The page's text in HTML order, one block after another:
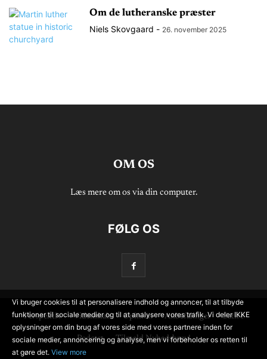
Om de lutheranske præster
Niels Skovgaard - 26. november 2025
OM OS
Læs mere om os via din computer.
FØLG OS
Perspektiv Videnskab Opinion Anbefalinger Satire
Podcast Tilmeld Nyhedsbrev!
Vi bruger cookies til at personalisere indhold og annoncer, til at tilbyde
funktioner til sociale medier og til at analysere vores trafik. Vi deler IKKE
oplysninger om din brug af vores side med vores partnere inden for
sociale medier, annoncering og analyse, men vi forbeholder os retten til
at gøre det. View more